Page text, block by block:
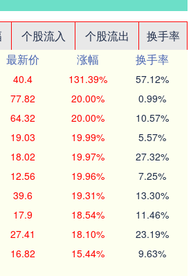
个股流入 个股流出
换手率
最新价 涨幅
换手率
40.4 131.39% 57.12%
77.82 20.00% 0.99%
64.32 20.00% 10.57%
19.03 19.99% 5.57%
18.02 19.97% 27.32%
12.56 19.96% 7.25%
39.6 19.31% 13.30%
17.9 18.54% 11.46%
27.41 18.10% 23.19%
16.82 15.44% 9.63%